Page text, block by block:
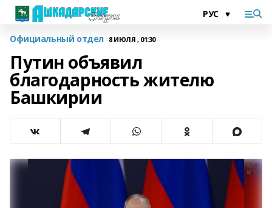
Официальный отдел 8 ИЮЛЯ , 01:30
Путин объявил
благодарность жителю
Башкирии